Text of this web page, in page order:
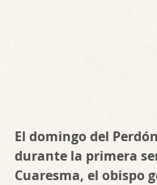
El domingo del
durante la primera
Cuaresma, el obispo